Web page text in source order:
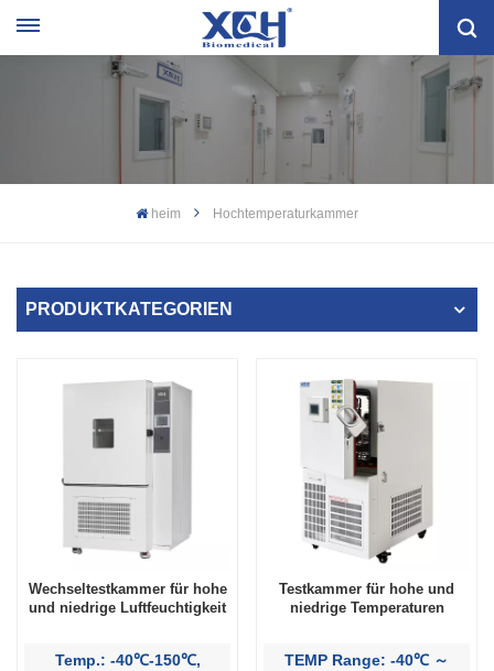
heim Hochtemperaturkammer
PRODUKTKATEGORIEN
Wechseltestkammer für hohe
und niedrige Luftfeuchtigkeit
Temp.: -40℃-150℃,
Testkammer für hohe und
niedrige Temperaturen
TEMP Range: -40℃ ～